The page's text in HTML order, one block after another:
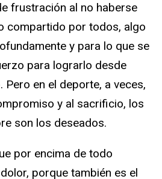
frustración al no haberse
compartido por todos, algo
y para lo que se
para lograrlo desde
Pero en el deporte, a veces,
y al sacrificio, los
son los deseados.
por encima de todo
porque también es el